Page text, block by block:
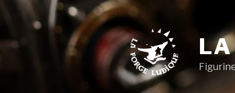
Aller
principal
LA